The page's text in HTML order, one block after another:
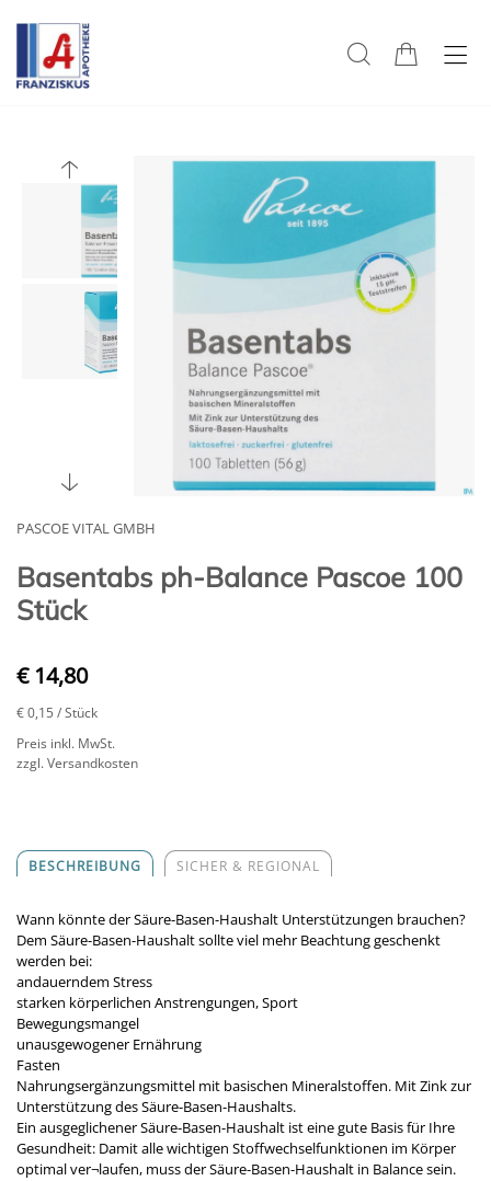
PASCOE VITAL GMBH
Basentabs ph-Balance Pascoe 100
Stück
€ 14,80
€ 0,15 / Stück
Preis inkl. MwSt.
zzgl. Versandkosten
BESCHREIBUNG SICHER & REGIONAL
Wann könnte der Säure-Basen-Haushalt Unterstützungen brauchen?
Dem Säure-Basen-Haushalt sollte viel mehr Beachtung geschenkt
werden bei:
andauerndem Stress
starken körperlichen Anstrengungen, Sport
Bewegungsmangel
unausgewogener Ernährung
Fasten
Nahrungsergänzungsmittel mit basischen Mineralstoffen. Mit Zink zur
Unterstützung des Säure-Basen-Haushalts.
Ein ausgeglichener Säure-Basen-Haushalt ist eine gute Basis für Ihre
Gesundheit: Damit alle wichtigen Stoffwechselfunktionen im Körper
optimal ver¬laufen, muss der Säure-Basen-Haushalt in Balance sein.